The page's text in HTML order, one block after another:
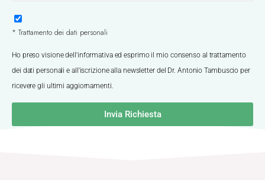
* Trattamento dei dati personali
Ho preso visione dell'informativa ed esprimo il mio consenso al trattamento
dei dati personali e all'iscrizione alla newsletter del Dr. Antonio Tambuscio per
ricevere gli ultimi aggiornamenti.
Invia Richiesta